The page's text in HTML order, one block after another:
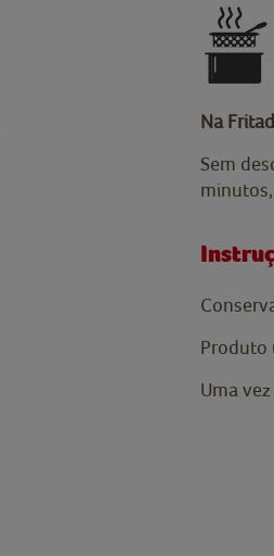
Na
Sem
Produto
Uma